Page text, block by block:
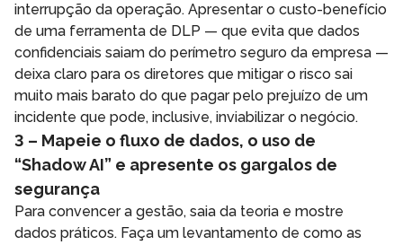
interrupção da operação. Apresentar o custo-benefício
de uma ferramenta de DLP — que evita que dados
confidenciais saiam do perímetro seguro da empresa —
deixa claro para os diretores que mitigar o risco sai
muito mais barato do que pagar pelo prejuízo de um
incidente que pode, inclusive, inviabilizar o negócio.
3 – Mapeie o fluxo de dados, o uso de
“Shadow AI” e apresente os gargalos de
segurança
Para convencer a gestão, saia da teoria e mostre
dados práticos. Faça um levantamento de como as